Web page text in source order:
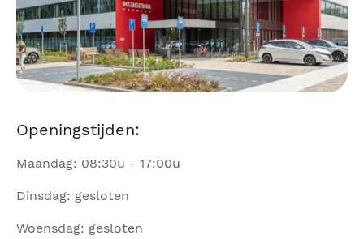
Openingstijden:
Maandag: 08:30u - 17:00u
Dinsdag: gesloten
Woensdag: gesloten